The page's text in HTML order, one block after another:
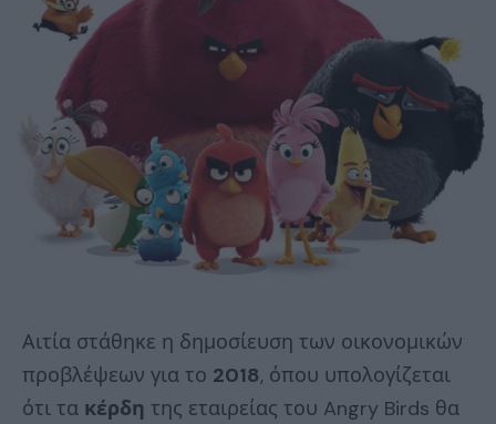
Αιτία στάθηκε η δημοσίευση των οικονομικών
προβλέψεων για το 2018, όπου υπολογίζεται
ότι τα κέρδη της εταιρείας του Angry Birds θα